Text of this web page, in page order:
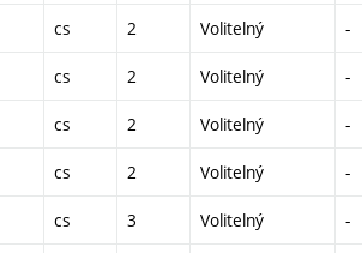
cs 2 Volitelný -
cs 2 Volitelný -
cs 2 Volitelný -
cs 2 Volitelný -
cs 3 Volitelný -